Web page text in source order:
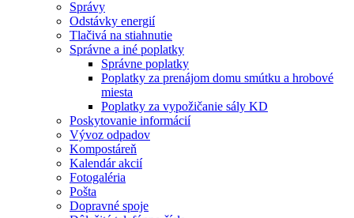
Správy
Odstávky energií
Tlačivá na stiahnutie
Správne a iné poplatky
Správne poplatky
Poplatky za prenájom domu smútku a hrobové
miesta
Poplatky za vypožičanie sály KD
Poskytovanie informácií
Vývoz odpadov
Kompostáreň
Kalendár akcií
Fotogaléria
Pošta
Dopravné spoje